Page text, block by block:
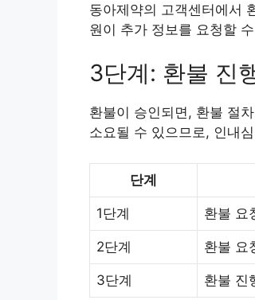
동아제약의 고객센터에서
원이 추가 정보를 요청할
3단계: 환불 진
환불이 승인되면, 환불 절
소요될 수 있으므로, 인내
단계
1단계 환불 요
2단계 환불 요
3단계 환불 진